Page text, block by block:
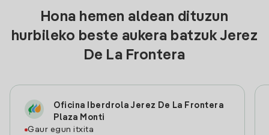
Hona hemen aldean dituzun
hurbileko beste aukera batzuk Jerez
De La Frontera
Oficina Iberdrola Jerez De La Frontera
Plaza Monti
Gaur egun itxita